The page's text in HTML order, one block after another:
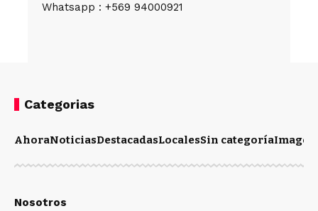
Whatsapp : +569 94000921
Categorias
AhoraNoticiasDestacadasLocalesSin categoríaImagen
Nosotros